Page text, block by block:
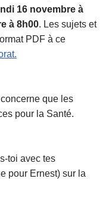
16 novembre à
à 8h00. Les sujets et
PDF à ce
que les
pour la Santé.
toi avec tes
pour Ernest) sur la